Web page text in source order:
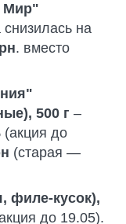
Мир"
на
. вместо
500 г –
(акция до
(старая —
филе-кусок),
до 19.05).